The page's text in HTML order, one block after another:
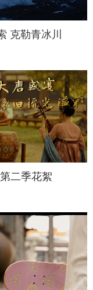
克勒青冰川
二季花絮